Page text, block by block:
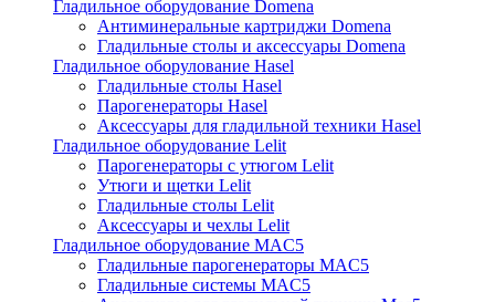
Гладильное оборудование Domena
Антиминеральные картриджи Domena
Гладильные столы и аксессуары Domena
Гладильное оборулование Hasel
Гладильные столы Hasel
Парогенераторы Hasel
Аксессуары для гладильной техники Hasel
Гладильное оборудование Lelit
Парогенераторы с утюгом Lelit
Утюги и щетки Lelit
Гладильные столы Lelit
Аксессуары и чехлы Lelit
Гладильное оборудование MAC5
Гладильные парогенераторы MAC5
Гладильные системы MAC5